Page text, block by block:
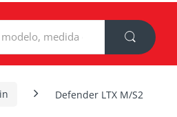
Defender LTX M/S2